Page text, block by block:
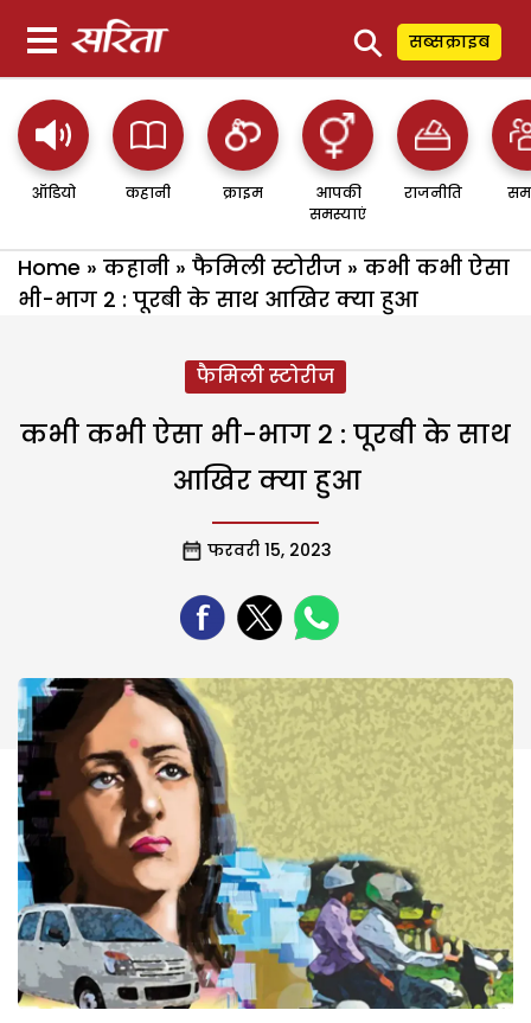
⚲ सब्सक्राइब
ऑडियो कहानी क्राइम
आपकी
समस्याएं
राजनीति
Home » कहानी » फैमिली स्टोरीज » कभी कभी ऐसा
भी-भाग 2 : पूरबी के साथ आखिर क्या हुआ
फैमिली स्टोरीज
कभी कभी ऐसा भी-भाग 2 : पूरबी के साथ
आखिर क्या हुआ
फरवरी 15, 2023